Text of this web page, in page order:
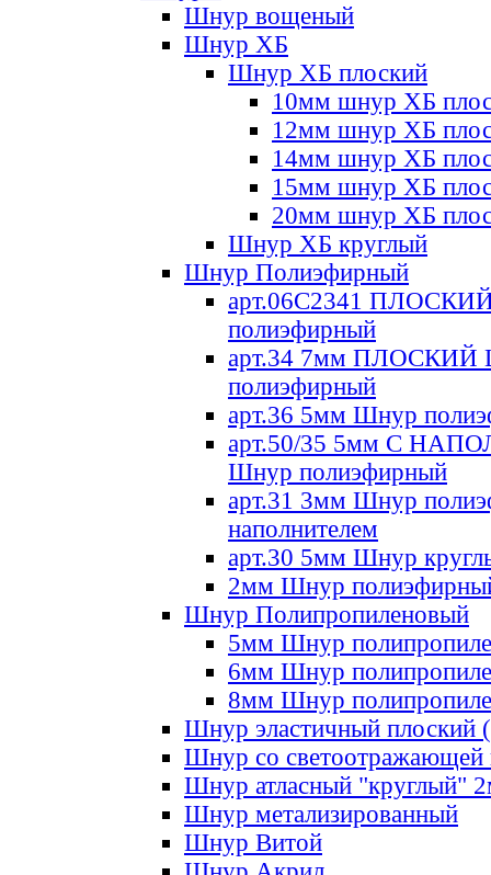
Шнур вощеный
Шнур ХБ
Шнур ХБ плоский
10мм шнур ХБ
12мм шнур ХБ
14мм шнур ХБ
15мм шнур ХБ
20мм шнур ХБ
Шнур ХБ круглый
Шнур Полиэфирный
арт.06С2341
полиэфирный
арт.34 7мм ПЛОСКИЙ
полиэфирный
арт.36 5мм Шнур
арт.50/35 5мм С
Шнур полиэфирный
арт.31 3мм Шнур
наполнителем
арт.30 5мм Шнур
2мм Шнур
Шнур Полипропиленовый
5мм Шнур
6мм Шнур
8мм Шнур
Шнур эластичный плоский
Шнур со светоотражающей
Шнур атласный "круглый"
Шнур метализированный
Шнур Витой